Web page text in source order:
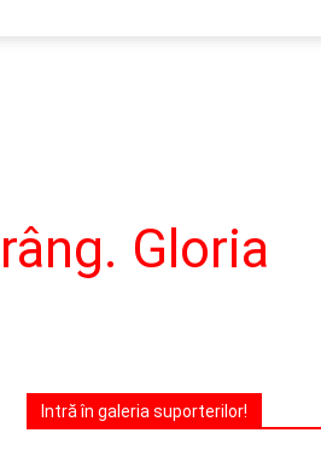
Gloria
Intră în galeria suporterilor!